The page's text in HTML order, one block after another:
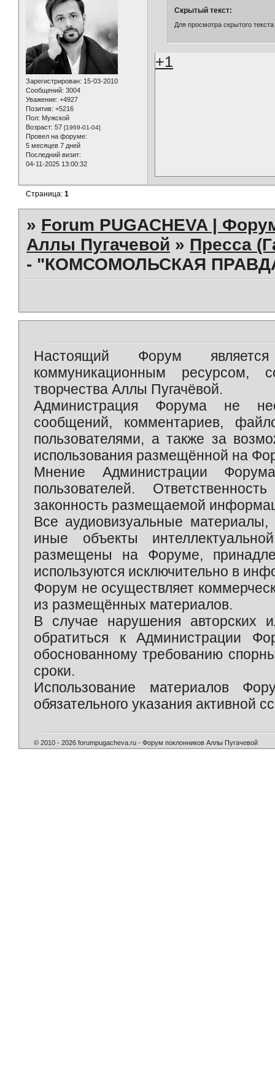
Зарегистрирован: 15-03-2010
Сообщений: 3004
Уважение: +4927
Позитив: +5216
Пол: Мужской
Возраст: 57 [1969-01-04]
Провел на форуме:
5 месяцев 7 дней
Последний визит:
04-11-2025 13:00:32
Скрытый текст:
Для просмотра скрытого
+1
Страница:1
» Forum PUGACHEVA |
Аллы Пугачевой » Пресса
- "КОМСОМОЛЬСКАЯ
Настоящий Форум является
коммуникационным ресурсом,
творчества Аллы Пугачёвой.
Администрация Форума не
сообщений, комментариев,
пользователями, а также за
использования размещённой на
Мнение Администрации
пользователей.
законность размещаемой
Все аудиовизуальные
иные объекты
размещены на Форуме,
используются исключительно в
Форум не осуществляет
из размещённых материалов.
В случае нарушения авторских
обратиться к Администрации
обоснованному требованию
сроки.
Использование материалов
обязательного указания активной
© 2010 - 2026 forumpugacheva.ru - Форум поклонников Аллы Пугачевой